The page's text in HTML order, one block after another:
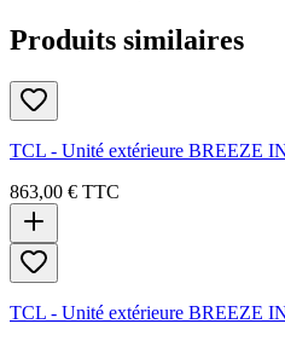
Produits similaires
TCL - Unité extérieure BREEZE
863,00 € TTC
TCL - Unité extérieure BREEZE